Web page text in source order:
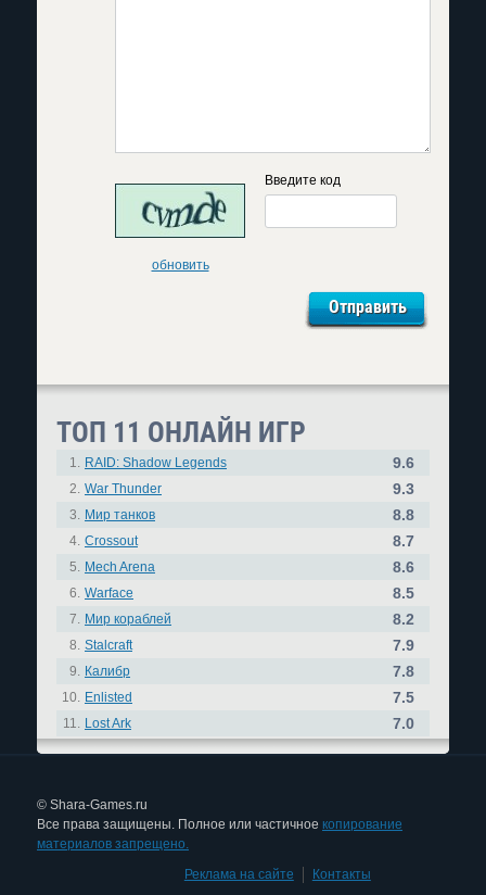
обновить
Введите код
ТОП 11 ОНЛАЙН ИГР
1. RAID: Shadow Legends 9.6
2. War Thunder 9.3
3. Мир танков 8.8
4. Crossout 8.7
5. Mech Arena 8.6
6. Warface 8.5
7. Мир кораблей 8.2
8. Stalcraft 7.9
9. Калибр 7.8
10. Enlisted 7.5
11. Lost Ark 7.0
© Shara-Games.ru
Все права защищены. Полное или частичное копирование
материалов запрещено.
Реклама на сайте
Контакты